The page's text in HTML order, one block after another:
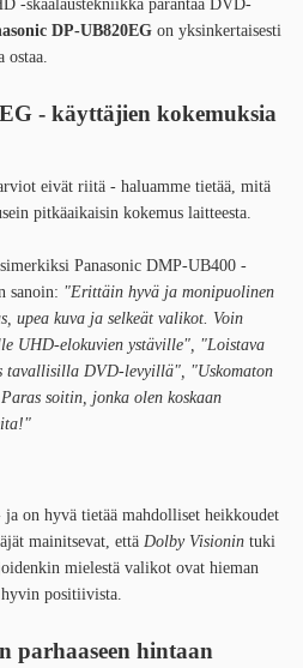
-skaalaustekniikka parantaa DVD-
DP-UB820EG on yksinkertaisesti
- käyttäjien kokemuksia
eivät riitä - haluamme tietää, mitä
pitkäaikaisin kokemus laitteesta.
Panasonic DMP-UB400 -
sanoin: "Erittäin hyvä ja monipuolinen
upea kuva ja selkeät valikot. Voin
UHD-elokuvien ystäville", "Loistava
tavallisilla DVD-levyillä", "Uskomaton
soitin, jonka olen koskaan
on hyvä tietää mahdolliset heikkoudet
mainitsevat, että Dolby Visionin tuki
mielestä valikot ovat hieman
positiivista.
parhaaseen hintaan